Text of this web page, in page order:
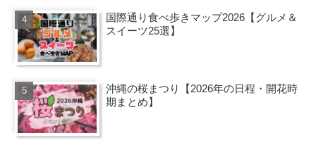
国際通り食べ歩きマップ2026【グルメ＆
スイーツ25選】
沖縄の桜まつり【2026年の日程・開花時
期まとめ】